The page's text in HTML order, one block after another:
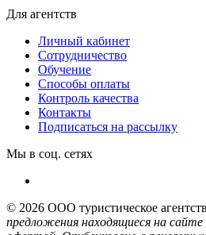
Для агентств
Личный кабинет
Сотрудничество
Обучение
Способы оплаты
Контроль качества
Контакты
Подписаться на рассылку
Мы в соц. сетях
© 2026 ООО туристическое
предложения находящиеся на сайте